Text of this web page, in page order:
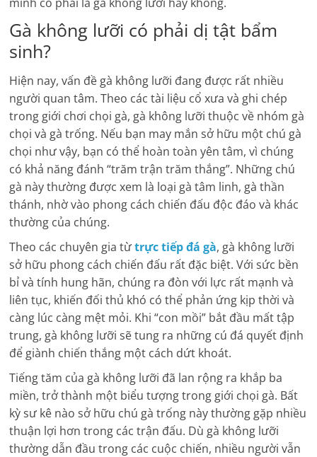
Gà không lưỡi có phải dị tật bẩm
sinh?
Hiện nay, vấn đề gà không lưỡi đang được rất nhiều
người quan tâm. Theo các tài liệu cổ xưa và ghi chép
trong giới chơi chọi gà, gà không lưỡi thuộc về nhóm gà
chọi và gà trống. Nếu bạn may mắn sở hữu một chú gà
chọi như vậy, bạn có thể hoàn toàn yên tâm, vì chúng
có khả năng đánh “trăm trận trăm thắng”. Những chú
gà này thường được xem là loại gà tâm linh, gà thần
thánh, nhờ vào phong cách chiến đấu độc đáo và khác
thường của chúng.
Theo các chuyên gia từtrực tiếp đá gà, gà không lưỡi
sở hữu phong cách chiến đấu rất đặc biệt. Với sức bền
bỉ và tính hung hãn, chúng ra đòn với lực rất mạnh và
liên tục, khiến đối thủ khó có thể phản ứng kịp thời và
càng lúc càng mệt mỏi. Khi “con mồi” bắt đầu mất tập
trung, gà không lưỡi sẽ tung ra những cú đá quyết định
để giành chiến thắng một cách dứt khoát.
Tiếng tăm của gà không lưỡi đã lan rộng ra khắp ba
miền, trở thành một biểu tượng trong giới chọi gà. Bất
kỳ sư kê nào sở hữu chú gà trống này thường gặp nhiều
thuận lợi hơn trong các trận đấu. Dù gà không lưỡi
thường dẫn đầu trong các cuộc chiến, nhiều người vẫn